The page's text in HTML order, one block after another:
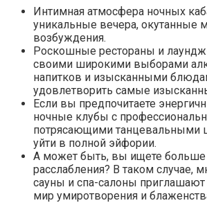
Интимная атмосфера ночных
уникальные вечера, окутанные
возбуждения.
Роскошные рестораны и
своими широкими выборами
напитков и изысканными
удовлетворить самые
Если вы предпочитаете
ночные клубы с
потрясающими танцевальными
уйти в полной эйфории.
А может быть, вы ищете больше
расслабления? В таком случае,
сауны и спа-салоны приглашают
мир умиротворения и